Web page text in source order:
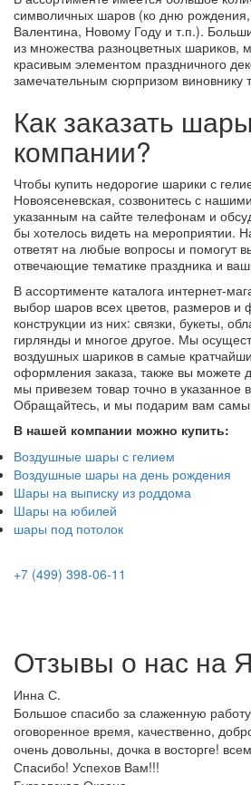
символичных шаров (ко дню рождения,
Валентина, Новому Году и т.п.).
из множества разноцветных шариков,
красивым элементом праздничного
замечательным сюрпризом виновнику
Как заказать
компании?
Чтобы купить недорогие шарики с
Новоясеневская, созвонитесь с
указанным на сайте телефонам и
бы хотелось видеть на мероприятии.
ответят на любые вопросы и помогут
отвечающие тематике праздника и
В ассортименте каталога интернет-
выбор шаров всех цветов, размеров и
конструкции из них: связки, букеты,
гирлянды и многое другое. Мы
воздушных шариков в самые
оформления заказа, также вы можете
мы привезем товар точно в указанное
Обращайтесь, и мы подарим вам
В нашей компании можно купить:
Воздушные шары с гелием
Воздушные шары на день рождения
Шары на выписку из роддома
Шары на юбилей
шары под потолок
+7 (499) 398-06-11
Отзывы о нас на Я
Инна С.
Большое спасибо за слаженную
оговоренное время, качественно,
очень довольны, дочка в восторге!
Спасибо! Успехов Вам!!!